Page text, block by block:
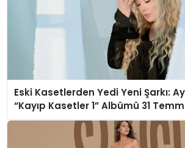
Eski Kasetlerden Yedi Yeni Şarkı:
“Kayıp Kasetler 1” Albümü 31